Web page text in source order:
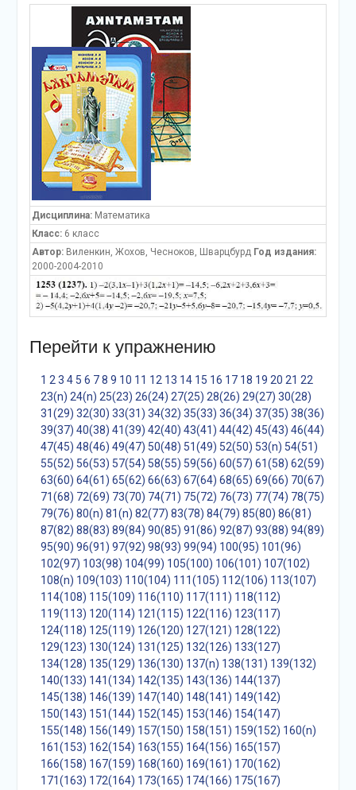
Дисциплина:Математика
Класс:6 класс
Автор:Виленкин, Жохов, Чесноков, Шварцбурд Год издания:
2000-2004-2010
Перейти к упражнению
1 2 3 4 5 6 7 8 9 10 11 12 13 14 15 16 17 18 19 20 21 22
23(n) 24(n) 25(23) 26(24) 27(25) 28(26) 29(27) 30(28)
31(29) 32(30) 33(31) 34(32) 35(33) 36(34) 37(35) 38(36)
39(37) 40(38) 41(39) 42(40) 43(41) 44(42) 45(43) 46(44)
47(45) 48(46) 49(47) 50(48) 51(49) 52(50) 53(n) 54(51)
55(52) 56(53) 57(54) 58(55) 59(56) 60(57) 61(58) 62(59)
63(60) 64(61) 65(62) 66(63) 67(64) 68(65) 69(66) 70(67)
71(68) 72(69) 73(70) 74(71) 75(72) 76(73) 77(74) 78(75)
79(76) 80(n) 81(n) 82(77) 83(78) 84(79) 85(80) 86(81)
87(82) 88(83) 89(84) 90(85) 91(86) 92(87) 93(88) 94(89)
95(90) 96(91) 97(92) 98(93) 99(94) 100(95) 101(96)
102(97) 103(98) 104(99) 105(100) 106(101) 107(102)
108(n) 109(103) 110(104) 111(105) 112(106) 113(107)
114(108) 115(109) 116(110) 117(111) 118(112)
119(113) 120(114) 121(115) 122(116) 123(117)
124(118) 125(119) 126(120) 127(121) 128(122)
129(123) 130(124) 131(125) 132(126) 133(127)
134(128) 135(129) 136(130) 137(n) 138(131) 139(132)
140(133) 141(134) 142(135) 143(136) 144(137)
145(138) 146(139) 147(140) 148(141) 149(142)
150(143) 151(144) 152(145) 153(146) 154(147)
155(148) 156(149) 157(150) 158(151) 159(152) 160(n)
161(153) 162(154) 163(155) 164(156) 165(157)
166(158) 167(159) 168(160) 169(161) 170(162)
171(163) 172(164) 173(165) 174(166) 175(167)